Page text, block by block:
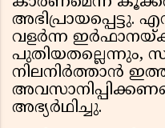
അഭിപ്രായപ്പെട്ടു.
വളർന്ന
പുതിയതല്ലെന്നും,
നിലനിർത്താൻ
അഭ്യർഥിച്ചു.